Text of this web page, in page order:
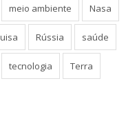
meio ambiente Nasa
Rússia saúde
tecnologia Terra